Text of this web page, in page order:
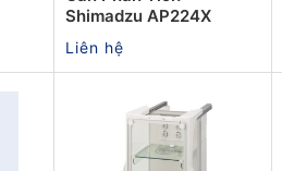
Shimadzu AP224X
Liên hệ